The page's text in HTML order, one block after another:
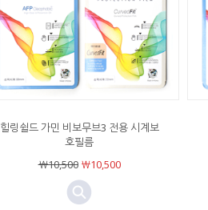
힐링쉴드 가민 비보무브3 전용 시계보
호필름
￦10,500￦10,500